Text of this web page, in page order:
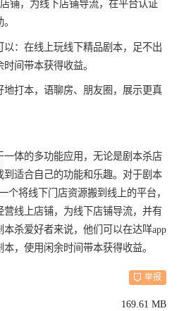
铺，为线下店铺导流，在平台认证
：在线上玩线下精品剧本，足不出
间带本获得收益。
打本，语聊房、朋友圈，展示更真
体的多功能应用，无论是剧本杀店
适合自己的功能和乐趣。对于剧本
个将线下门店资源搬到线上的平台，
线上店铺，为线下店铺导流，并有
杀爱好者来说，他们可以在达咩app
，使用闲余时间带本获得收益。
举报
169.61 MB